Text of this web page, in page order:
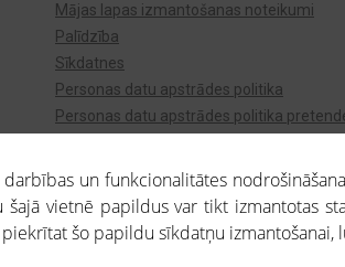
Mājas lapas izmantošanas noteikumi
Palīdzība
Sīkdatnes
Personas datu apstrādes politika
Personas datu apstrādes politika
un funkcionalitātes
vietnē papildus var tikt izmantotas
piekrītat šo papildu sīkdatņu izmantošanai,